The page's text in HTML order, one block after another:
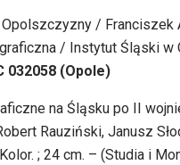
/
/ Instytut Śląski w
032058 (Opole)
na Śląsku po II
Rauziński, Janusz
; 24 cm. – (Studia i